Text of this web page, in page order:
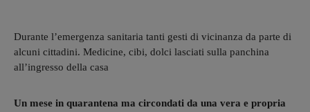
Durante l’emergenza sanitaria tanti gesti di vicinanza da parte di
alcuni cittadini. Medicine, cibi, dolci lasciati sulla panchina
all’ingresso della casa
Un mese in quarantena ma circondati da una vera e propria